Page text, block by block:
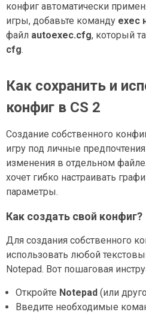
конфиг автоматически
игры, добавьте команду exec
файл autoexec.cfg, который
cfg.
Как сохранить и
конфиг в CS 2
Создание собственного
игру под личные
изменения в отдельном
хочет гибко настраивать
параметры.
Как создать свой конфиг?
Для создания собственного
использовать любой
Notepad. Вот пошаговая
Откройте Notepad (или
Введите необходимые